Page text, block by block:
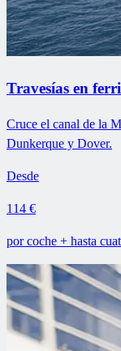
Travesías en
Cruce el canal de la
Dunkerque y Dover.
Desde
114 €
por coche + hasta